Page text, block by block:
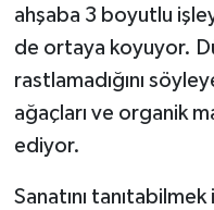
ahşaba 3 boyutlu
de ortaya koyuyor.
rastlamadığını
ağaçları ve organik
ediyor.
Sanatını